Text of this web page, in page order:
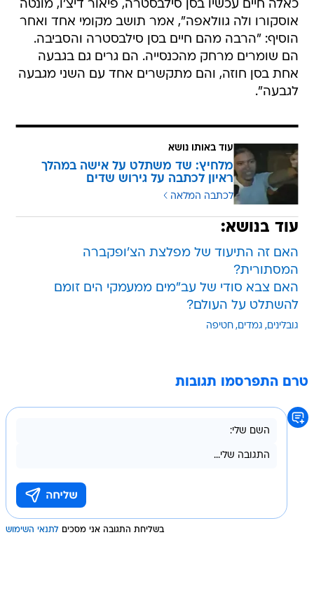
כאלה חיים עכשיו בסן סילבסטרה, פיאור דיצ'ו, מונטה
אוסקורו ולה גוולאפה", אמר תושב מקומי אחד ואחר
הוסיף: "הרבה מהם חיים בסן סילבסטרה והסביבה.
הם שומרים מרחק מהכנסייה. הם גרים גם בגבעה
אחת בסן חוזה, והם מתקשרים אחד עם השני מגבעה
לגבעה".
עוד באותו נושא
מלחיץ: שד משתלט על אישה במהלך
ראיון לכתבה על גירוש שדים
לכתבה המלאה
עוד בנושא:
האם זה התיעוד של מפלצת הצ'ופקברה
המסתורית?
האם צבא סודי של עב"מים ממעמקי הים זומם
להשתלט על העולם?
גובלינים גמדים חטיפה
טרם התפרסמו תגובות
בשליחת התגובה אני מסכים לתנאי השימוש